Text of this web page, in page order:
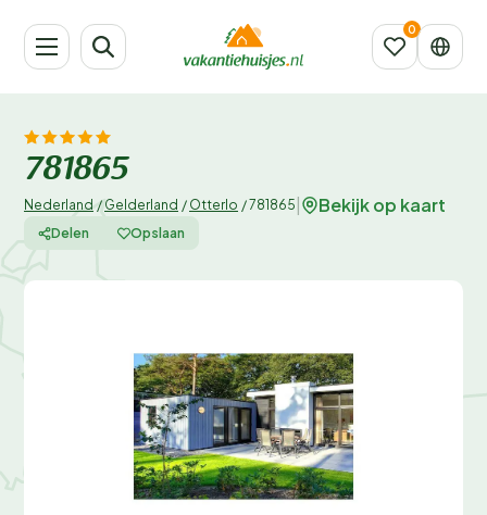
781865
Nederland / Gelderland / Otterlo /781865 Bekijk op kaart
Delen Opslaan